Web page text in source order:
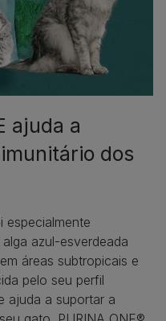
ajuda a
dos
especialmente
azul-esverdeada
áreas subtropicais e
pelo seu perfil
ajuda a suportar a